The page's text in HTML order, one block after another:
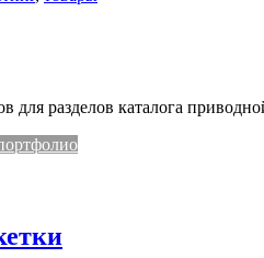
для разделов каталога